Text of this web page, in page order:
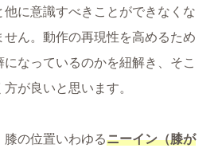
に意識すべきことができなくな
せん。動作の再現性を高めるため
なっているのかを紐解き、そこ
が良いと思います。
膝の位置いわゆるニーイン（膝が